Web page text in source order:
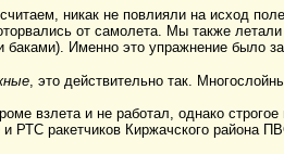
никак не повлияли на исход
от самолета. Мы также
Именно это упражнение было
, это действительно так.
взлета и не работал, однако
РТС ракетчиков Киржачского района